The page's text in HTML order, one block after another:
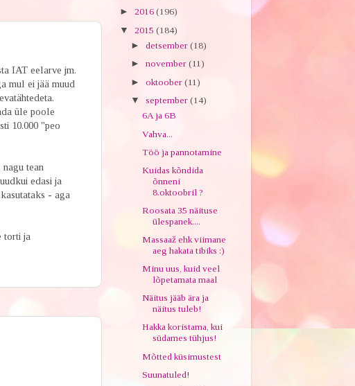
IAT eelarve jm.
mul ei jää muud
üle poole
10.000 "peo
tean
edasi ja
- aga
torti ja
► 2016 (196)
▼ 2015 (184)
► detsember (18)
► november (11)
► oktoober (11)
▼ september (14)
6A ja 6B
Vahva...
Töö ja pannotamine
Kuidas kõndida
õnneni
8.oktoobril ?
Roosata 35 näituse
ülespanek....
Massaaž ehk viimane
aeg hakata tibiks :)
Minu uus, kuid veel
lõpetamata maal
Näitus jääb ära ja
näitus tuleb!
Hakka koristama, kui
südames tühjus!
Mõtted küsimustest
Suunatuled!